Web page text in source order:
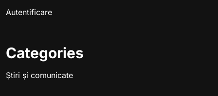
Autentificare
Categories
Știri și comunicate